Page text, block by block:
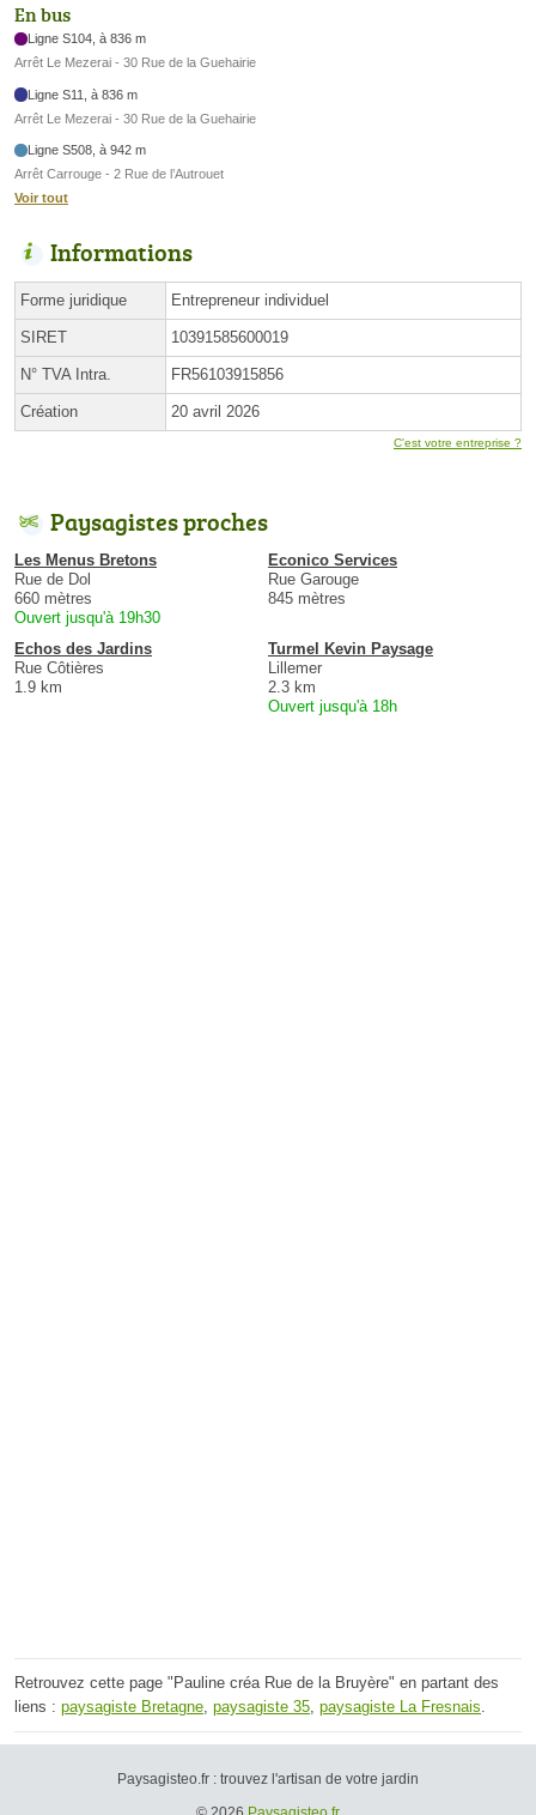
En bus
Ligne S104, à 836 m
Arrêt Le Mezerai - 30 Rue de la Guehairie
Ligne S11, à 836 m
Arrêt Le Mezerai - 30 Rue de la Guehairie
Ligne S508, à 942 m
Arrêt Carrouge - 2 Rue de l’Autrouet
Voir tout
Informations
Forme juridique Entrepreneur individuel
SIRET 10391585600019
N° TVA Intra. FR56103915856
Création 20 avril 2026
C'est votre entreprise ?
Paysagistes proches
Les Menus Bretons
Rue de Dol
660 mètres
Ouvert jusqu'à 19h30
Econico Services
Rue Garouge
845 mètres
Echos des Jardins
Rue Côtières
1.9 km
Turmel Kevin Paysage
Lillemer
2.3 km
Ouvert jusqu'à 18h
Retrouvez cette page "Pauline créa Rue de la Bruyère" en partant des
liens : paysagiste Bretagne, paysagiste 35, paysagiste La Fresnais.
Paysagisteo.fr : trouvez l'artisan de votre jardin